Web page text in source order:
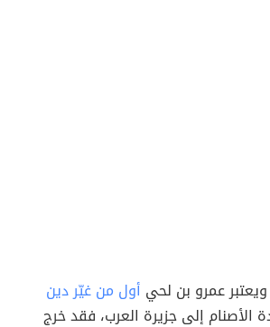
عمرو بن لحي أول من غيّر دين
الأصنام إلى جزيرة العرب، فقد خرج